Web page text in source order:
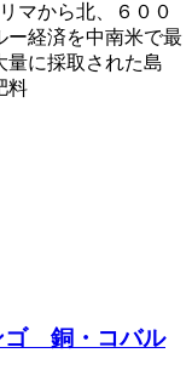
マから北、６００
ー経済を中南米で最
量に採取された島
料
ゴ 銅・コバル